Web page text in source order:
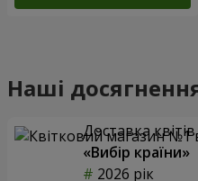
Наші
Доставка
«Вибір країни»
2026 рік